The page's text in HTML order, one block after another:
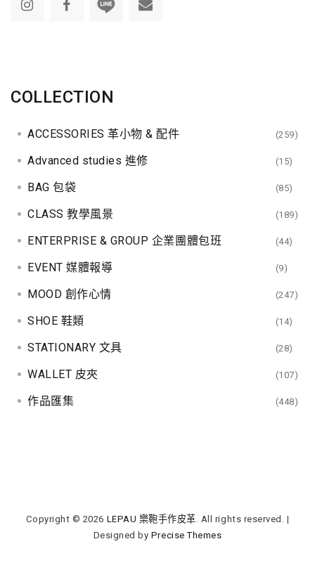
COLLECTION
ACCESSORIES 革小物 & 配件 (259)
Advanced studies 進修 (15)
BAG 包袋 (85)
CLASS 教學風景 (189)
ENTERPRISE & GROUP 企業團體包班 (44)
EVENT 媒體報導 (9)
MOOD 創作心情 (247)
SHOE 鞋類 (14)
STATIONARY 文具 (28)
WALLET 皮夾 (107)
作品匯集 (448)
Copyright © 2026 LEPAU 樂鞄手作皮革. All rights reserved. |
Designed by Precise Themes